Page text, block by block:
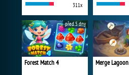
311x
Forest Match 4
před 5 dny
Merge Lagoon